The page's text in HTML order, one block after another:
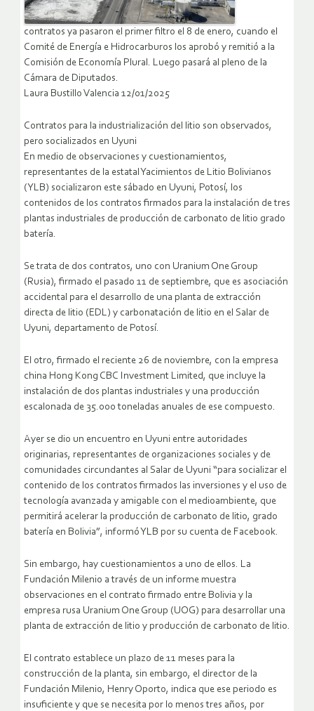
contratos ya pasaron el primer filtro el 8 de enero, cuando el
Comité de Energía e Hidrocarburos los aprobó y remitió a la
Comisión de Economía Plural. Luego pasará al pleno de la
Cámara de Diputados.
Laura Bustillo Valencia 12/01/2025
Contratos para la industrialización del litio son observados,
pero socializados en Uyuni
En medio de observaciones y cuestionamientos,
representantes de la estatal Yacimientos de Litio Bolivianos
(YLB) socializaron este sábado en Uyuni, Potosí, los
contenidos de los contratos firmados para la instalación de tres
plantas industriales de producción de carbonato de litio grado
batería.
Se trata de dos contratos, uno con Uranium One Group
(Rusia), firmado el pasado 11 de septiembre, que es asociación
accidental para el desarrollo de una planta de extracción
directa de litio (EDL) y carbonatación de litio en el Salar de
Uyuni, departamento de Potosí.
El otro, firmado el reciente 26 de noviembre, con la empresa
china Hong Kong CBC Investment Limited, que incluye la
instalación de dos plantas industriales y una producción
escalonada de 35.000 toneladas anuales de ese compuesto.
Ayer se dio un encuentro en Uyuni entre autoridades
originarias, representantes de organizaciones sociales y de
comunidades circundantes al Salar de Uyuni “para socializar el
contenido de los contratos firmados las inversiones y el uso de
tecnología avanzada y amigable con el medioambiente, que
permitirá acelerar la producción de carbonato de litio, grado
batería en Bolivia”, informó YLB por su cuenta de Facebook.
Sin embargo, hay cuestionamientos a uno de ellos. La
Fundación Milenio a través de un informe muestra
observaciones en el contrato firmado entre Bolivia y la
empresa rusa Uranium One Group (UOG) para desarrollar una
planta de extracción de litio y producción de carbonato de litio.
El contrato establece un plazo de 11 meses para la
construcción de la planta, sin embargo, el director de la
Fundación Milenio, Henry Oporto, indica que ese periodo es
insuficiente y que se necesita por lo menos tres años, por